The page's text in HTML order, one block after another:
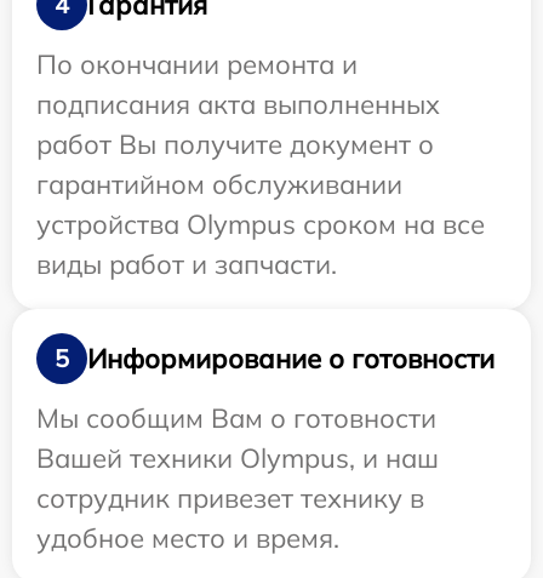
По окончании ремонта и
подписания акта выполненных
работ Вы получите документ о
гарантийном обслуживании
устройства Olympus сроком на все
виды работ и запчасти.
5
Информирование о готовности
Мы сообщим Вам о готовности
Вашей техники Olympus, и наш
сотрудник привезет технику в
удобное место и время.